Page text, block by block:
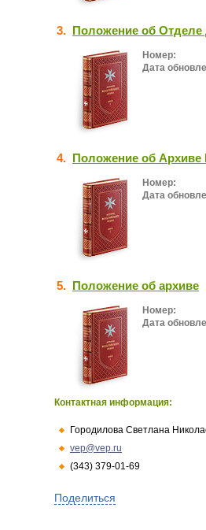
3. Положение об Отделе
Номер:
Дата
4. Положение об
Номер:
Дата
5. Положение об архиве
Номер:
Дата
Контактная информация:
Городилова Светлана
vep@vep.ru
(343) 379-01-69
Поделиться